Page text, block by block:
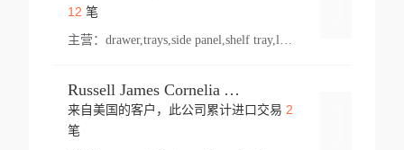
12 笔
主营：
Russell James Cornelia Arlington Va
来自美国的客户，此公司累计进口交易 2
笔